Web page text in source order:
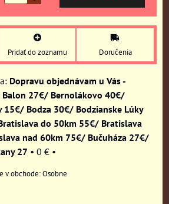
Pridať do zoznamu Doručenia
Dopravu objednávam u Vás -
Balon 27€/ Bernolákovo 40€/
15€/ Bodza 30€/ Bodzianske Lúky
do 50km 55€/ Bratislava
nad 60km 75€/ Bučuháza 27€/
27 • 0 € •
Osobne